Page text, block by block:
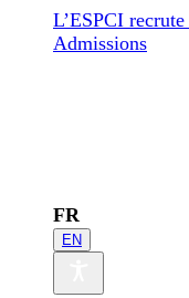
L’ESPCI recrute
Admissions
FR
EN